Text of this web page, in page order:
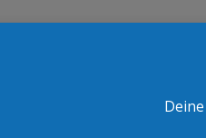
Deine